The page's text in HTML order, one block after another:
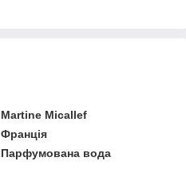
Martine Micallef
Франція
Парфумована вода